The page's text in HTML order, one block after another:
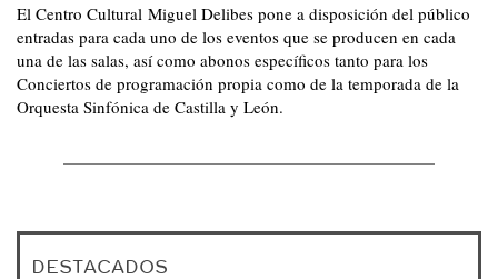
El Centro Cultural Miguel Delibes pone a disposición del público
entradas para cada uno de los eventos que se producen en cada
una de las salas, así como abonos específicos tanto para los
Conciertos de programación propia como de la temporada de la
Orquesta Sinfónica de Castilla y León.
DESTACADOS